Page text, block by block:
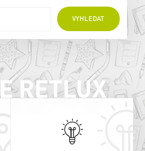
VYHLEDAT
RETLUX